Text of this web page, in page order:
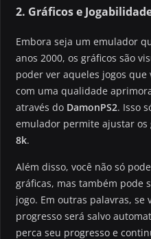
2. Gráficos e
Embora seja um emulador
anos 2000, os gráficos são
poder ver aqueles jogos
com uma qualidade
através do DamonPS2. Isso
emulador permite ajustar os
8k.
Além disso, você não só
gráficas, mas também pode
jogo. Em outras palavras, se
progresso será salvo
perca seu progresso e